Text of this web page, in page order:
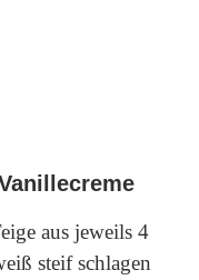
aus jeweils 4
steif schlagen